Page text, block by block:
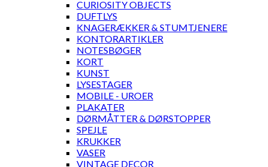
CURIOSITY OBJECTS
DUFTLYS
KNAGERÆKKER & STUMTJENERE
KONTORARTIKLER
NOTESBØGER
KORT
KUNST
LYSESTAGER
MOBILE - UROER
PLAKATER
DØRMÅTTER & DØRSTOPPER
SPEJLE
KRUKKER
VASER
VINTAGE DECOR